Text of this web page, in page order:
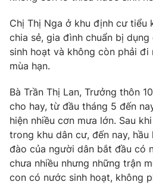
Giải sao mai
Làm đẹp
Chất lượng cuộc sống
Giáo dục
Tuyển sinh
Học trực tuyến
Công nghệ
Hitech Công nghệ tương lai
Sản phẩm
Thị trường
Tư vấn
Giao lưu trực tuyến
Lịch phát sóng
Chuyên mục khác
Emagazine
Chị Thị Nga ở khu định cư tiểu
chia sẻ, gia đình chuẩn bị
sinh hoạt và không còn phải đi
mùa hạn.
Bà Trần Thị Lan, Trưởng thôn
cho hay, từ đầu tháng 5 đến
hiện nhiều cơn mưa lớn. Sau
trong khu dân cư, đến nay,
đào của người dân bắt đầu có
chưa nhiều nhưng những trận
con có nước sinh hoạt, không